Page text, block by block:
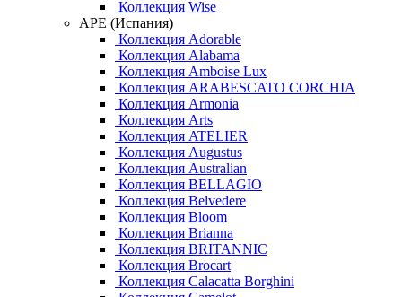
Коллекция Wise
APE (Испания)
Коллекция Adorable
Коллекция Alabama
Коллекция Amboise Lux
Коллекция ARABESCATO CORCHIA
Коллекция Armonia
Коллекция Arts
Коллекция ATELIER
Коллекция Augustus
Коллекция Australian
Коллекция BELLAGIO
Коллекция Belvedere
Коллекция Bloom
Коллекция Brianna
Коллекция BRITANNIC
Коллекция Brocart
Коллекция Calacatta Borghini